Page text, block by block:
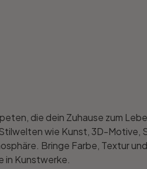
die dein Zuhause zum
wie Kunst, 3D-
Bringe Farbe, Textur
in Kunstwerke.